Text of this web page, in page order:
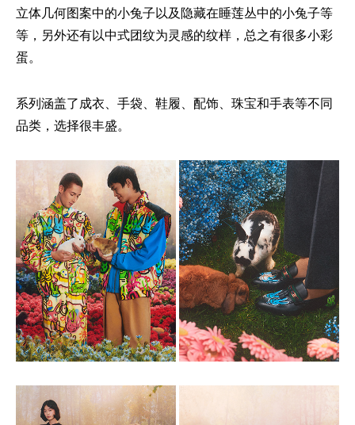
立体几何图案中的小兔子以及隐藏在睡莲丛中的小兔子等
等，另外还有以中式团纹为灵感的纹样，总之有很多小彩
蛋。
系列涵盖了成衣、手袋、鞋履、配饰、珠宝和手表等不同
品类，选择很丰盛。